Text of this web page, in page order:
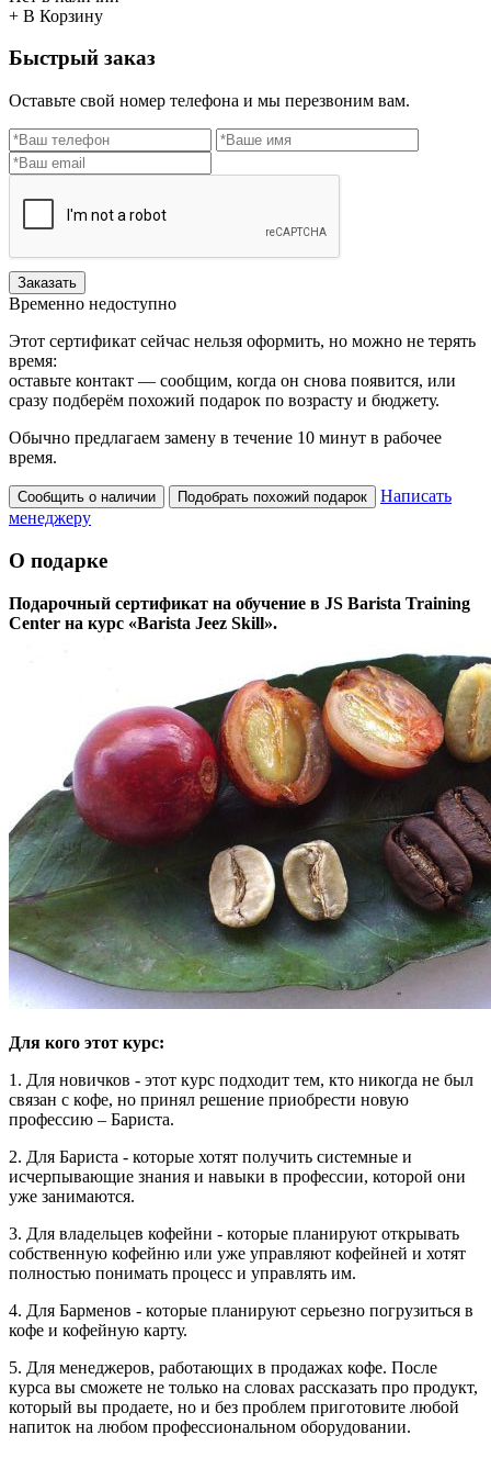
+ В Корзину
Быстрый заказ
Оставьте свой номер телефона и мы перезвоним вам.
Заказать
Временно недоступно
Этот сертификат сейчас нельзя оформить, но можно не терять
время:
оставьте контакт — сообщим, когда он снова появится, или
сразу подберём похожий подарок по возрасту и бюджету.
Обычно предлагаем замену в течение 10 минут в рабочее
время.
Сообщить о наличии Подобрать похожий подарок
Написать
менеджеру
О подарке
Подарочный сертификат на обучение в JS Barista Training
Center на курс «Barista Jeez Skill».
Для кого этот курс:
1. Для новичков - этот курс подходит тем, кто никогда не был
связан с кофе, но принял решение приобрести новую
профессию – Бариста.
2. Для Бариста - которые хотят получить системные и
исчерпывающие знания и навыки в профессии, которой они
уже занимаются.
3. Для владельцев кофейни - которые планируют открывать
собственную кофейню или уже управляют кофейней и хотят
полностью понимать процесс и управлять им.
4. Для Барменов - которые планируют серьезно погрузиться в
кофе и кофейную карту.
5. Для менеджеров, работающих в продажах кофе. После
курса вы сможете не только на словах рассказать про продукт,
который вы продаете, но и без проблем приготовите любой
напиток на любом профессиональном оборудовании.